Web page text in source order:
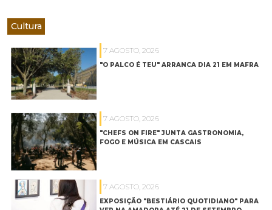
Cultura
7 AGOSTO, 2026
"O PALCO É TEU" ARRANCA DIA 21 EM MAFRA
7 AGOSTO, 2026
"CHEFS ON FIRE" JUNTA GASTRONOMIA,
FOGO E MÚSICA EM CASCAIS
7 AGOSTO, 2026
EXPOSIÇÃO "BESTIÁRIO QUOTIDIANO" PARA